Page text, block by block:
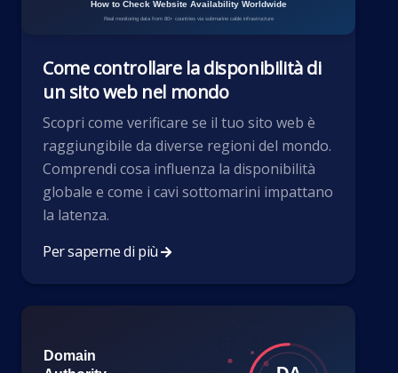
Come controllare la disponibilità di
un sito web nel mondo
Scopri come verificare se il tuo sito web è
raggiungibile da diverse regioni del mondo.
Comprendi cosa influenza la disponibilità
globale e come i cavi sottomarini impattano
la latenza.
Per saperne di più